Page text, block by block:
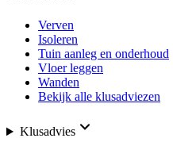
Verven
Isoleren
Tuin aanleg en onderhoud
Vloer leggen
Wanden
Bekijk alle klusadviezen
Klusadvies